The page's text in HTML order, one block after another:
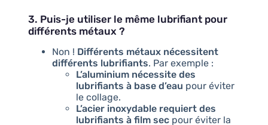
3. Puis-je utiliser le même lubrifiant pour
différents métaux ?
Non ! Différents métaux nécessitent
différents lubrifiants. Par exemple :
L’aluminium nécessite des
lubrifiants à base d’eau pour éviter
le collage.
L’acier inoxydable requiert des
lubrifiants à film secpour éviter la